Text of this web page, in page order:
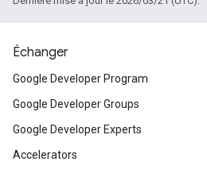
Échanger
Google Developer Program
Google Developer Groups
Google Developer Experts
Accelerators